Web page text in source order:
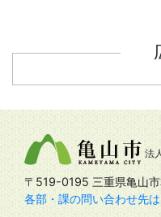
法
〒519-0195 三重県亀山
各部・課の問い合わせ先